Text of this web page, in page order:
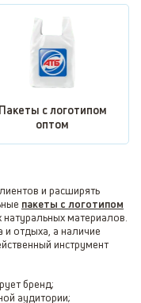
Пакеты с логотипом
оптом
и расширять
пакеты с логотипом
натуральных материалов.
отдыха, а наличие
инструмент
бренд;
аудитории;